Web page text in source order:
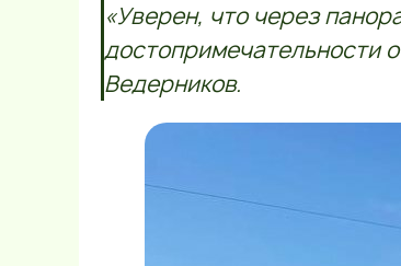
«Уверен, что через
достопримечательности
Ведерников.